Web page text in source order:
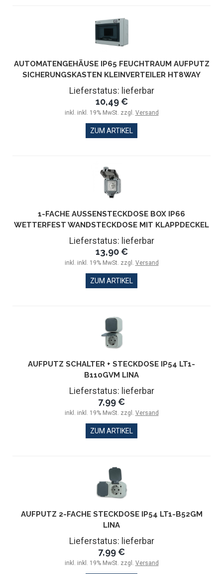
AUTOMATENGEHÄUSE IP65 FEUCHTRAUM AUFPUTZ
SICHERUNGSKASTEN KLEINVERTEILER HT8WAY
Lieferstatus: lieferbar
10,49 €
inkl. inkl. 19% MwSt. zzgl. Versand
ZUM ARTIKEL
1-FACHE AUSSENSTECKDOSE BOX IP66 W
ETTERFEST WANDSTECKDOSE MIT KLAPPDECKEL
Lieferstatus: lieferbar
13,90 €
inkl. inkl. 19% MwSt. zzgl. Versand
ZUM ARTIKEL
AUFPUTZ SCHALTER + STECKDOSE IP54 LT1-
B110GVM LINA
Lieferstatus: lieferbar
7,99 €
inkl. inkl. 19% MwSt. zzgl. Versand
ZUM ARTIKEL
AUFPUTZ 2-FACHE STECKDOSE IP54 LT1-B52GM
LINA
Lieferstatus: lieferbar
7,99 €
inkl. inkl. 19% MwSt. zzgl. Versand